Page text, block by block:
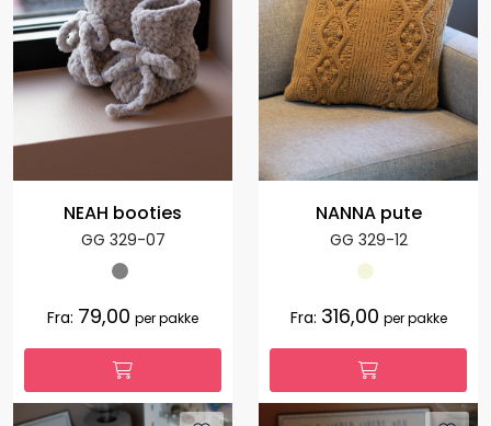
NEAH booties
GG 329-07
Fra: 79,00 per pakke
NANNA pute
GG 329-12
Fra: 316,00 per pakke